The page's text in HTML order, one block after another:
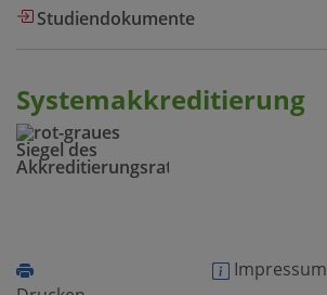
Studiendokumente
Systemakkreditierung
Impressum